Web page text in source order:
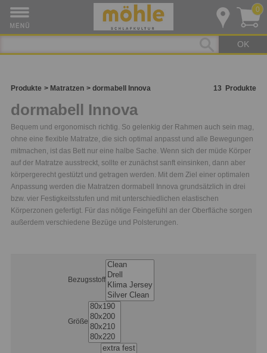
OK
0
Produkte Matratzen dormabell Innova 13 Produkte
dormabell Innova
Bequem und ergonomisch richtig. So gelenkig der Rahmen auch sein mag,
ohne eine flexible Matratze, die sich optimal anpasst und alle Bewegungen
mitmachen, ist das Bett nur eine halbe Sache. Wenn sich der müde Körper
auf der Matratze ausstreckt, sollte er zunächst sanft einsinken, dann aber
körpergerecht gestützt und getragen werden. Mit dem Ziel einer optimalen
Anpassung werden die Matratzen dormabell Innova grundsätzlich in drei
bzw. vier Festigkeitsstufen und mit unterschiedlichen elastischen
Körperzonen gefertigt. Für das nötige Feingefühl an der Oberfläche sorgen
außerdem verschiedene Bezüge und Polsterungen.
Bezugsstoff
Größe